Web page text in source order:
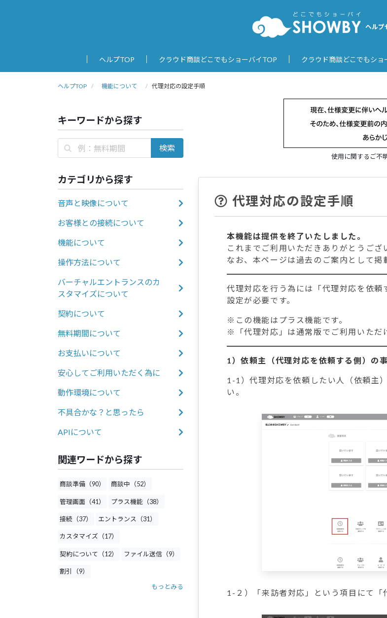
ヘルプ
ヘルプTOP クラウド商談どこでもショーバイTOP クラウド商談どこでもショ
ヘルプTOP 機能について 代理対応の設定手順
キーワードから探す
カテゴリから探す
音声と映像について
お客様との接続について
機能について
操作方法について
バーチャルエントランスのカ
スタマイズについて
契約について
無料期間について
お支払いについて
安心してご利用いただく為に
動作環境について
不具合かな？と思ったら
APIについて
関連ワードから探す
商談準備（90） 商談中（52）
管理画面（41） プラス機能（38）
接続（37） エントランス（31）
カスタマイズ（17）
契約について（12） ファイル送信（9）
割引（9）
もっとみる
使用に関するご不
代理対応の設定手順
本機能は提供を終了いたしました。
これまでご利用いただきありがとうござ
なお、本ページは過去のご案内として掲
代理対応を行う為には「代理対応を依
設定が必要です。
※この機能はプラス機能です。
※「代理対応」は通常版でご利用いただ
1）依頼主（代理対応を依頼する側）の
1-1）代理対応を依頼したい人（依頼主
い。
1-２）「来訪者対応」という項目にて「